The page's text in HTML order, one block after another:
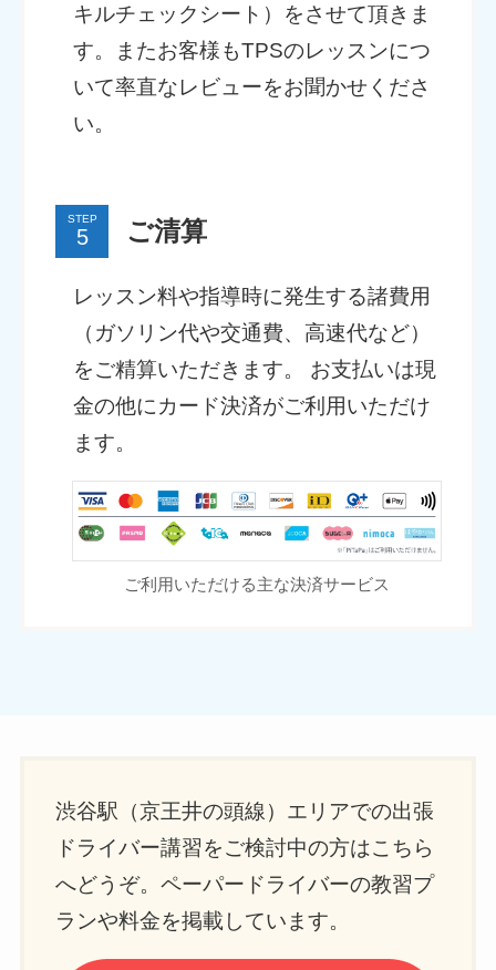
キルチェックシート）をさせて頂きま
す。またお客様もTPSのレッスンにつ
いて率直なレビューをお聞かせくださ
い。
STEP ご清算
レッスン料や指導時に発生する諸費用
（ガソリン代や交通費、高速代など）
をご精算いただきます。 お支払いは現
金の他にカード決済がご利用いただけ
ます。
ご利用いただける主な決済サービス
渋谷駅（京王井の頭線）エリアでの出張
ドライバー講習をご検討中の方はこちら
へどうぞ。ペーパードライバーの教習プ
ランや料金を掲載しています。